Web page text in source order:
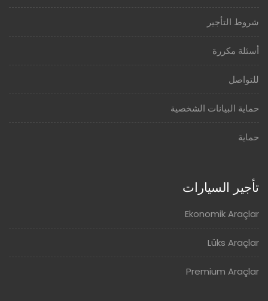
شروط التأجير
أسئلة مكررة
للتواصل
حماية البيانات الشخصية
حماية
تأجير السيارات
Ekonomik Araçlar
Lüks Araçlar
Premium Araçlar